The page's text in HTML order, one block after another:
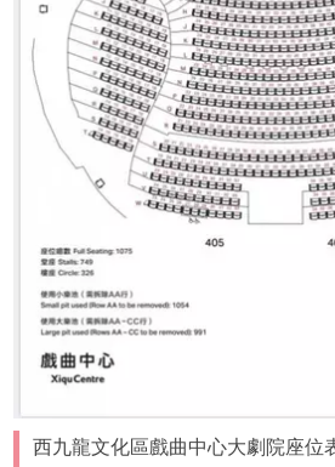
西九龍文化區戲曲中心大劇院座位